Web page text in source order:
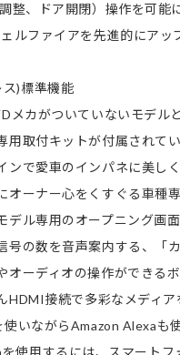
整、ドア開閉）操作を可能
ルファイアを先進的にアッ
)標準機能
メカがついていないモデル
用取付キットが付属されてい
ンで愛車のインパネに美し
オーナー心をくすぐる車種
デル専用のオープニング画面
号の数を音声案内する、「
オーディオの操作ができる
HDMI接続で多彩なメディア
使いながらAmazon Alexaも